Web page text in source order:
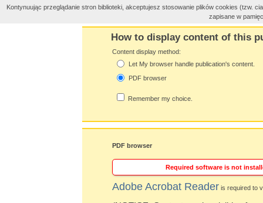
How to display content of this
Content display method:
Let My browser handle publication's content.
PDF browser
Remember my choice.
PDF browser
Required software is not
Adobe Acrobat Reader is required to
Kontynuując przeglądanie stron biblioteki, akceptujesz stosowanie plików cookies
zapisane w